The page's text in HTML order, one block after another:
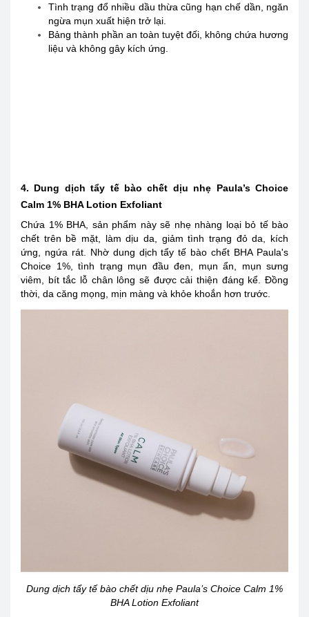
Tình trạng đổ nhiều dầu thừa cũng hạn chế dần, ngăn
ngừa mụn xuất hiện trở lại.
Bảng thành phần an toàn tuyệt đối, không chứa hương
liệu và không gây kích ứng.
4. Dung dịch tẩy tế bào chết dịu nhẹ Paula’s Choice
Calm 1% BHA Lotion Exfoliant
Chứa 1% BHA, sản phẩm này sẽ nhẹ nhàng loại bỏ tế bào
chết trên bề mặt, làm dịu da, giảm tình trạng đỏ da, kích
ứng, ngứa rát. Nhờ dung dịch tẩy tế bào chết BHA Paula's
Choice 1%, tình trạng mụn đầu đen, mụn ẩn, mụn sưng
viêm, bít tắc lỗ chân lông sẽ được cải thiện đáng kể. Đồng
thời, da căng mọng, mịn màng và khỏe khoắn hơn trước.
Dung dịch tẩy tế bào chết dịu nhẹ Paula’s Choice Calm 1%
BHA Lotion Exfoliant